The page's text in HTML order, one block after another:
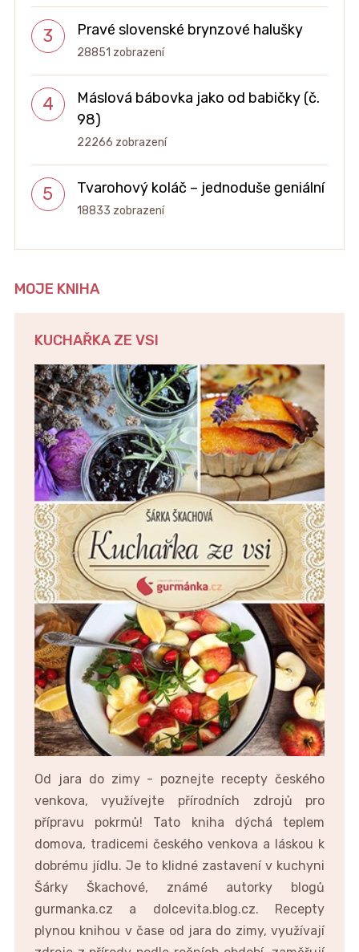
Pravé slovenské brynzové halušky
28851 zobrazení
Máslová bábovka jako od babičky (č.
98)
22266 zobrazení
Tvarohový koláč – jednoduše geniální
18833 zobrazení
MOJE KNIHA
KUCHAŘKA ZE VSI
Od jara do zimy - poznejte recepty českého
venkova, využívejte přírodních zdrojů pro
přípravu pokrmů! Tato kniha dýchá teplem
domova, tradicemi českého venkova a láskou k
dobrému jídlu. Je to klidné zastavení v kuchyni
Šárky Škachové, známé autorky blogů
gurmanka.cz a dolcevita.blog.cz. Recepty
plynou knihou v čase od jara do zimy, využívají